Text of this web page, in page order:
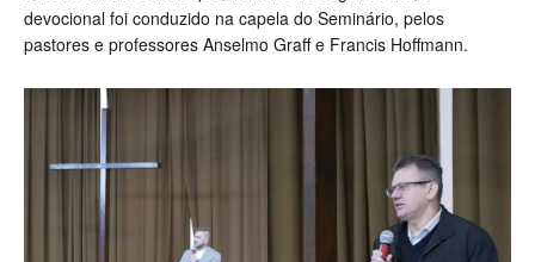
devocional foi conduzido na capela do Seminário, pelos
pastores e professores Anselmo Graff e Francis Hoffmann.